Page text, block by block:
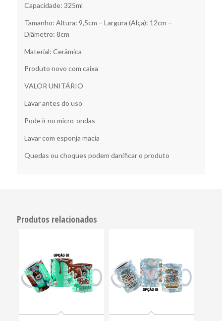
Capacidade: 325ml
Tamanho: Altura: 9,5cm – Largura (Alça): 12cm –
Diâmetro: 8cm
Material: Cerâmica
Produto novo com caixa
VALOR UNITÁRIO
Lavar antes do uso
Pode ir no micro-ondas
Lavar com esponja macia
Quedas ou choques podem danificar o produto
Produtos relacionados